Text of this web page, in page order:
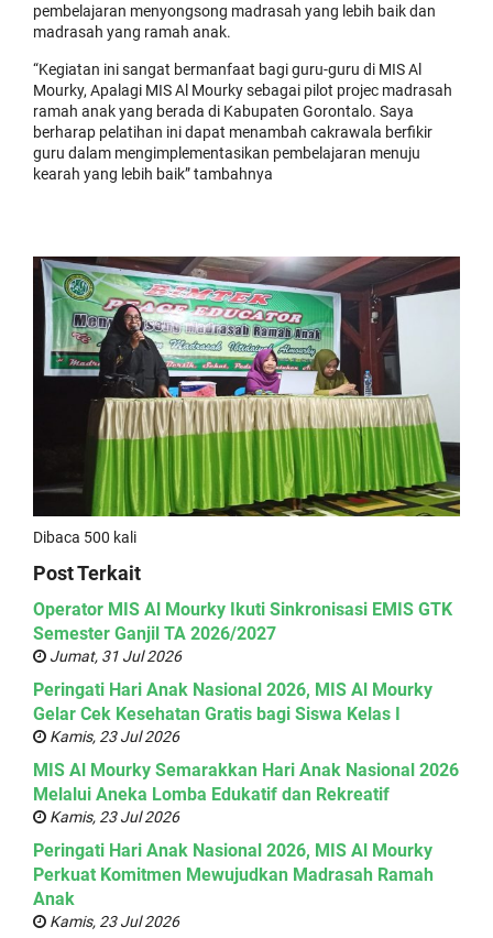
pembelajaran menyongsong madrasah yang lebih baik dan
madrasah yang ramah anak.
“Kegiatan ini sangat bermanfaat bagi guru-guru di MIS Al
Mourky, Apalagi MIS Al Mourky sebagai pilot projec madrasah
ramah anak yang berada di Kabupaten Gorontalo. Saya
berharap pelatihan ini dapat menambah cakrawala berfikir
guru dalam mengimplementasikan pembelajaran menuju
kearah yang lebih baik” tambahnya
Dibaca 500 kali
Post Terkait
Operator MIS Al Mourky Ikuti Sinkronisasi EMIS GTK
Semester Ganjil TA 2026/2027
Jumat, 31 Jul 2026
Peringati Hari Anak Nasional 2026, MIS Al Mourky
Gelar Cek Kesehatan Gratis bagi Siswa Kelas I
Kamis, 23 Jul 2026
MIS Al Mourky Semarakkan Hari Anak Nasional 2026
Melalui Aneka Lomba Edukatif dan Rekreatif
Kamis, 23 Jul 2026
Peringati Hari Anak Nasional 2026, MIS Al Mourky
Perkuat Komitmen Mewujudkan Madrasah Ramah
Anak
Kamis, 23 Jul 2026